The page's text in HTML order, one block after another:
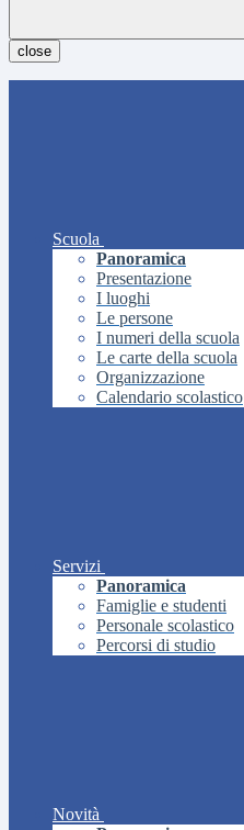
close
Scuola
Panoramica
Presentazione
I luoghi
Le persone
I numeri della scuola
Le carte della scuola
Organizzazione
Calendario scolastico
Servizi
Panoramica
Famiglie e studenti
Personale scolastico
Percorsi di studio
Novità